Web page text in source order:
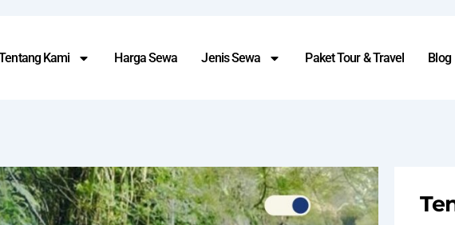
Kami Harga Sewa Jenis Sewa Paket Tour & Travel Blog